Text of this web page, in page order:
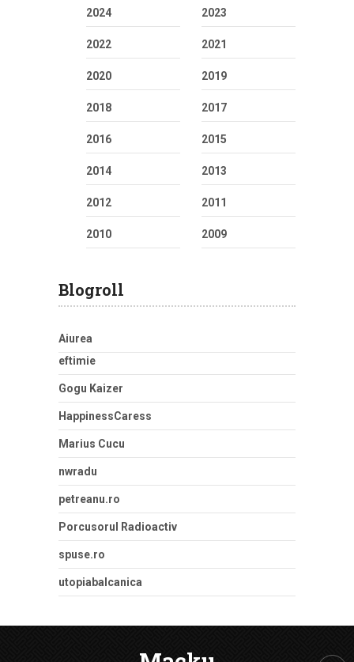
2024 2023
2022 2021
2020 2019
2018 2017
2016 2015
2014 2013
2012 2011
2010 2009
Blogroll
Aiurea
eftimie
Gogu Kaizer
HappinessCaress
Marius Cucu
nwradu
petreanu.ro
Porcusorul Radioactiv
spuse.ro
utopiabalcanica